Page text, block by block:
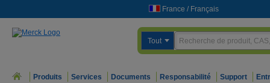
France / Français
Tout
Produits Services Documents Responsabilité Support